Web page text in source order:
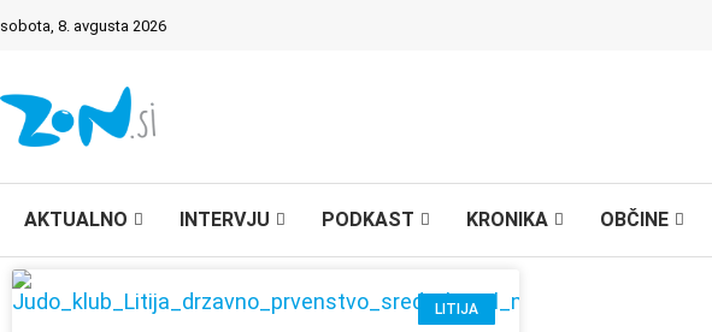
sobota, 8. avgusta 2026
AKTUALNO INTERVJU PODKAST KRONIKA OBČINE
LITIJA